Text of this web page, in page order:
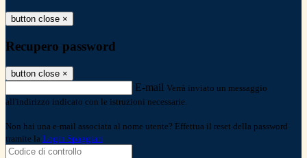
button close ×
Recupero password
button close ×
E-mail Verrà inviato un messaggio
all'indirizzo indicato con le istruzioni necessarie.
Non hai una e-mail associata al nome utente? Effettua il reset della password
tramite la Login Spaggiari